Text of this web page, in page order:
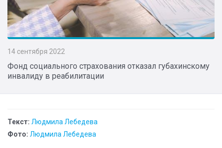
14 сентября 2022
Фонд социального страхования отказал губахинскому
инвалиду в реабилитации
Текст: Людмила Лебедева
Фото: Людмила Лебедева